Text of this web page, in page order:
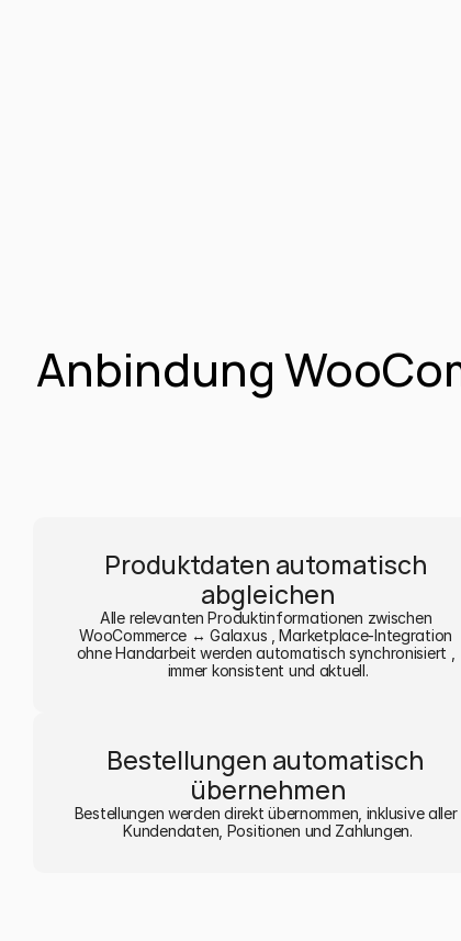
Anbindung
Produktdaten automatisch
abgleichen
Alle relevanten Produktinformationen zwischen
WooCommerce ↔ Galaxus , Marketplace-Integration
ohne Handarbeit werden automatisch synchronisiert ,
immer konsistent und aktuell.
Bestellungen automatisch
übernehmen
Bestellungen werden direkt übernommen, inklusive aller
Kundendaten, Positionen und Zahlungen.